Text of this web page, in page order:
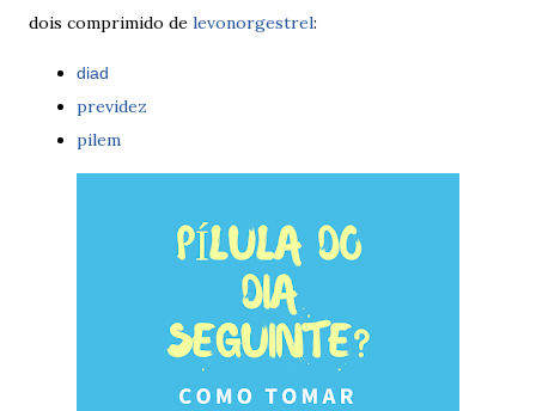
dois comprimido de levonorgestrel:
diad
previdez
pilem